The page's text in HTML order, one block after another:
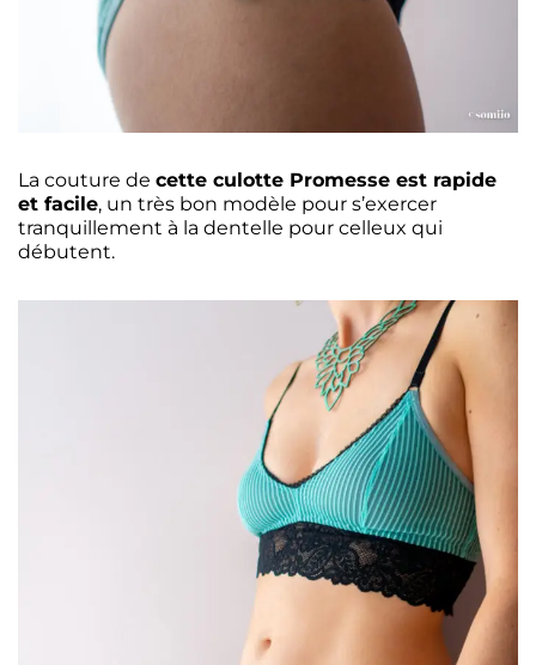
La couture de cette culotte Promesse est rapide
et facile, un très bon modèle pour s’exercer
tranquillement à la dentelle pour celleux qui
débutent.